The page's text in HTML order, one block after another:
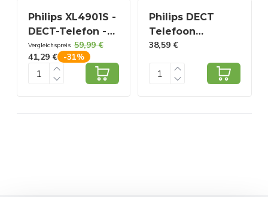
Rufnummernerkennung
- Weiß
- Schwarz
Philips XL4901S -
DECT-Telefon -
Schnurloses
Seniorentelefon
mit 1 Hörer -
und
Vergleichspreis 59,99 €
41,29 €
-31%
Philips DECT
Telefoon
D4701B/01 -
Huistelefoon 1
Handset
38,59 €